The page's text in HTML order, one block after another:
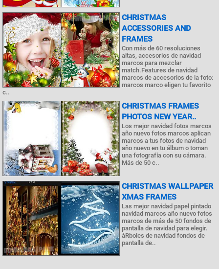
CHRISTMAS
ACCESSORIES AND
FRAMES
Con más de 60 resoluciones
altas, accesorios de navidad
marcos para mezclar
match.Features de navidad
marcos de accesorios de la foto:
marcos marco eligen tu favorito
c..
CHRISTMAS FRAMES
PHOTOS NEW YEAR..
Los mejor navidad fotos marcos
año nuevo fotos marcos aplican
marcos a tus fotos de navidad
año nuevo en tu álbum o toman
una fotografía con su cámara.
Más de 50 c..
CHRISTMAS WALLPAPER
XMAS FRAMES
Las mejor navidad papel pintado
navidad marcos año nuevo fotos
marcos de más de 50 fondos de
pantalla de navidad para elegir.
áRboles de navidad fondos de
pantalla de..